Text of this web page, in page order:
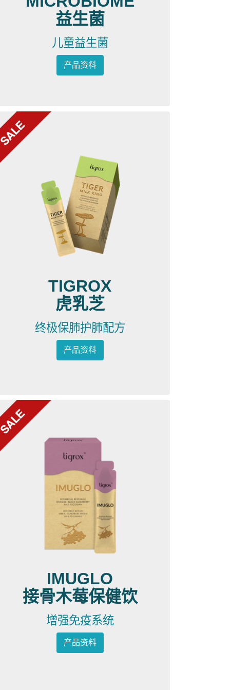
益生菌
儿童益生菌
产品资料
TIGROX
虎乳芝
终极保肺护肺配方
产品资料
IMUGLO
接骨木莓保健饮
增强免疫系统
产品资料